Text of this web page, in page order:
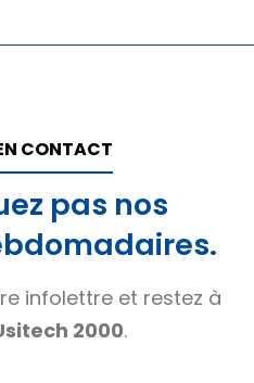
CONTACT
pas nos
infolettre et restez à
2000.